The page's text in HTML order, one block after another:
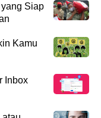
Siap
Kamu
Inbox